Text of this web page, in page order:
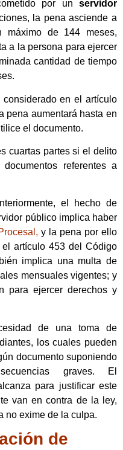
por un servidor
la pena asciende a
de 144 meses,
a la persona para ejercer
cantidad de tiempo
en el artículo
pena aumentará hasta en
el documento.
cuartas partes si el delito
referentes a
el hecho de
público implica haber
y la pena por ello
artículo 453 del Código
implica una multa de
mensuales vigentes; y
para ejercer derechos y
de una toma de
los cuales pueden
documento suponiendo
graves. El
para justificar este
van en contra de la ley,
no exime de la culpa.
de